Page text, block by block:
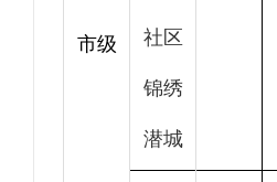
市级 社区
锦绣
潜城